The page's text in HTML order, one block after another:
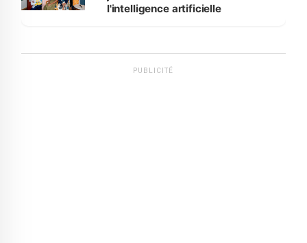
l'intelligence artificielle
PUBLICITÉ